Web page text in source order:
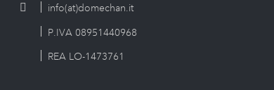
info(at)domechan.it
P.IVA 08951440968
REA LO-1473761